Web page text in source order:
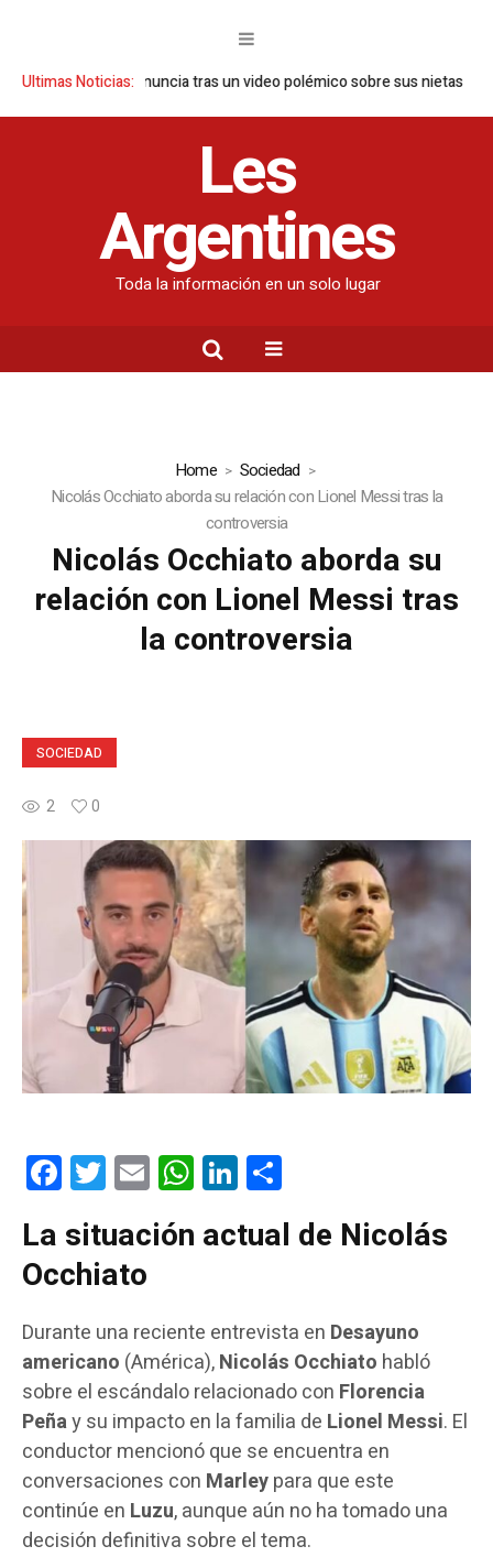
Ultimas Noticias:
Nara se pronuncia tras un video polémico sobre sus nietas Las 5
Les
Argentines
Toda la información en un solo lugar
Home
Sociedad
Nicolás Occhiato aborda su relación con Lionel Messi tras la
controversia
Nicolás Occhiato aborda su
relación con Lionel Messi tras
la controversia
SOCIEDAD
2 0
FacebookTwitterEmail WhatsAppLinkedIn
La situación actual de Nicolás
Occhiato
Durante una reciente entrevista en Desayuno
americano (América),Nicolás Occhiato habló
sobre el escándalo relacionado con Florencia
Peñay su impacto en la familia de Lionel Messi. El
conductor mencionó que se encuentra en
conversaciones con Marleypara que este
continúe en Luzu, aunque aún no ha tomado una
decisión definitiva sobre el tema.